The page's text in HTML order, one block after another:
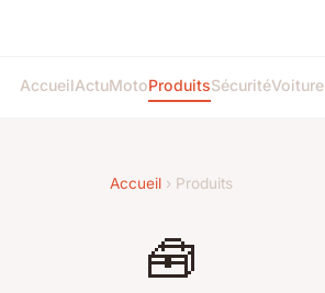
AccueilActuMotoProduitsSécuritéVoiture
Accueil › Produits
🧰